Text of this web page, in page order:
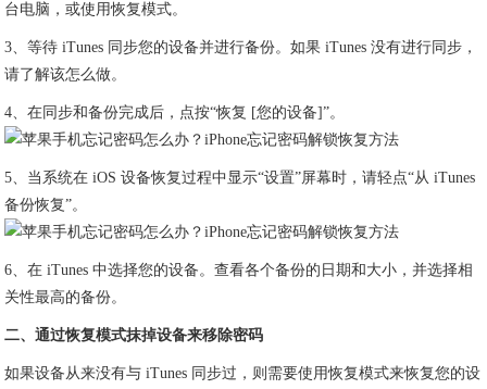
台电脑，或使用恢复模式。
3、等待 iTunes 同步您的设备并进行备份。如果 iTunes 没有进行同步，
请了解该怎么做。
4、在同步和备份完成后，点按“恢复 [您的设备]”。
5、当系统在 iOS 设备恢复过程中显示“设置”屏幕时，请轻点“从 iTunes
备份恢复”。
6、在 iTunes 中选择您的设备。查看各个备份的日期和大小，并选择相
关性最高的备份。
二、通过恢复模式抹掉设备来移除密码
如果设备从来没有与 iTunes 同步过，则需要使用恢复模式来恢复您的设